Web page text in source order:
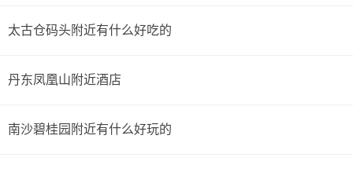
太古仓码头附近有什么好吃的
丹东凤凰山附近酒店
南沙碧桂园附近有什么好玩的